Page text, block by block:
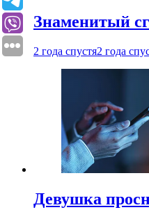
Знаменитый
2 года спустя2 года
Девушка